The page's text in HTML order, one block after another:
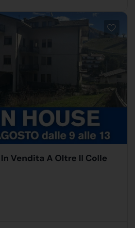
Vendita A Oltre Il Colle